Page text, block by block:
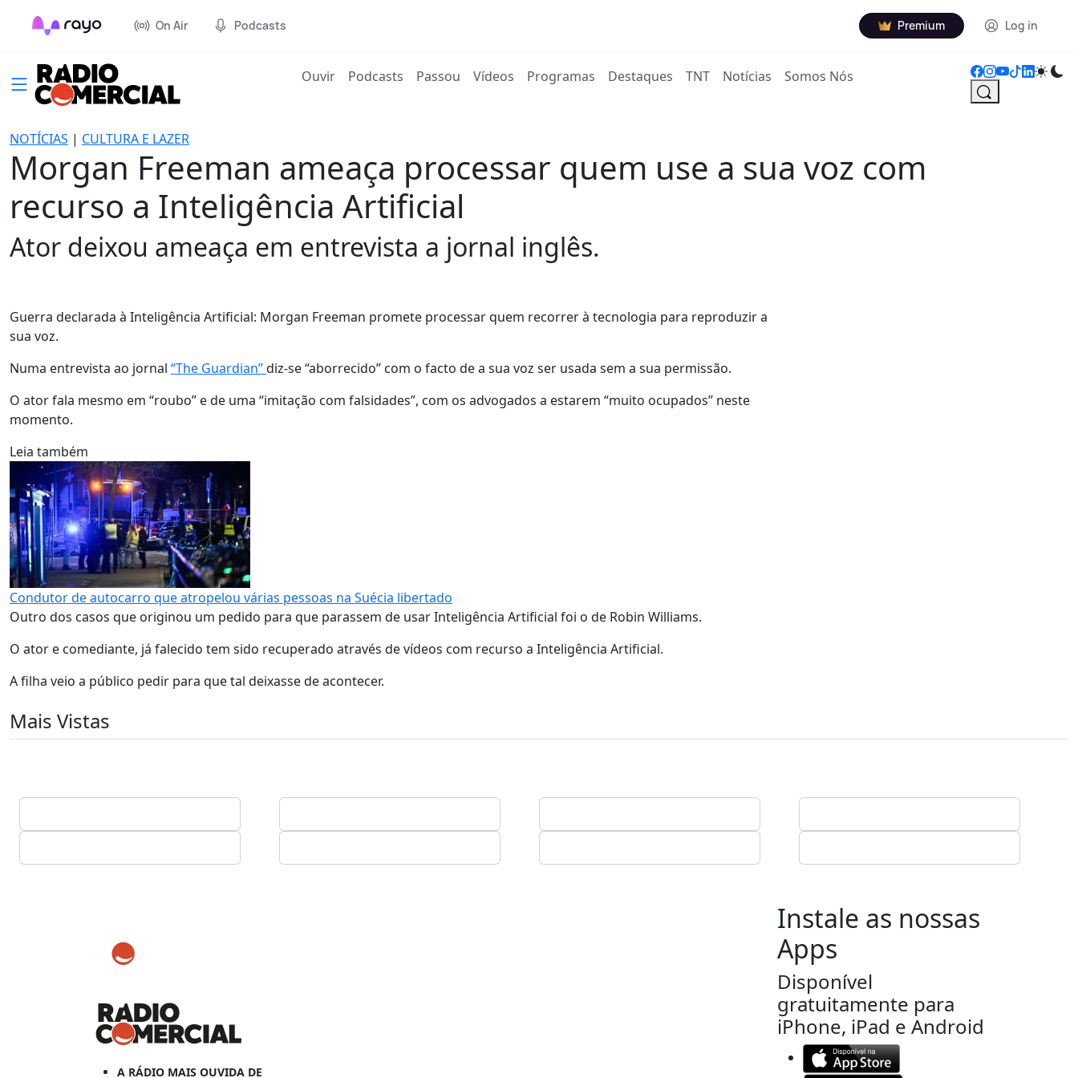
On Air Podcasts Premium Log in
Ouvir(current)
Podcasts Passou Vídeos Programas Destaques TNT Notícias Somos Nós
NOTÍCIAS | CULTURA E LAZER
Morgan Freeman ameaça processar quem use a sua voz com
recurso a Inteligência Artificial
Ator deixou ameaça em entrevista a jornal inglês.
Guerra declarada à Inteligência Artificial: Morgan Freeman promete processar quem recorrer à tecnologia para reproduzir a
sua voz.
Numa entrevista ao jornal “The Guardian”diz-se “aborrecido” com o facto de a sua voz ser usada sem a sua permissão.
O ator fala mesmo em “roubo” e de uma “imitação com falsidades”, com os advogados a estarem “muito ocupados” neste
momento.
Leia também
Condutor de autocarro que atropelou várias pessoas na Suécia libertado
Outro dos casos que originou um pedido para que parassem de usar Inteligência Artificial foi o de Robin Williams.
O ator e comediante, já falecido tem sido recuperado através de vídeos com recurso a Inteligência Artificial.
A filha veio a público pedir para que tal deixasse de acontecer.
Mais Vistas
A RÁDIO MAIS OUVIDA DE
Instale as nossas
Apps
Disponível
gratuitamente para
iPhone, iPad e Android